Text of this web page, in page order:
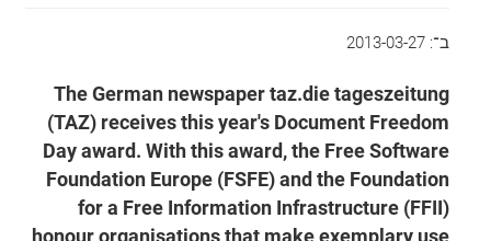
ב־:2013-03-27
The German newspaper taz.die tageszeitung
(TAZ) receives this year's Document Freedom
Day award. With this award, the Free Software
Foundation Europe (FSFE) and the Foundation
for a Free Information Infrastructure (FFII)